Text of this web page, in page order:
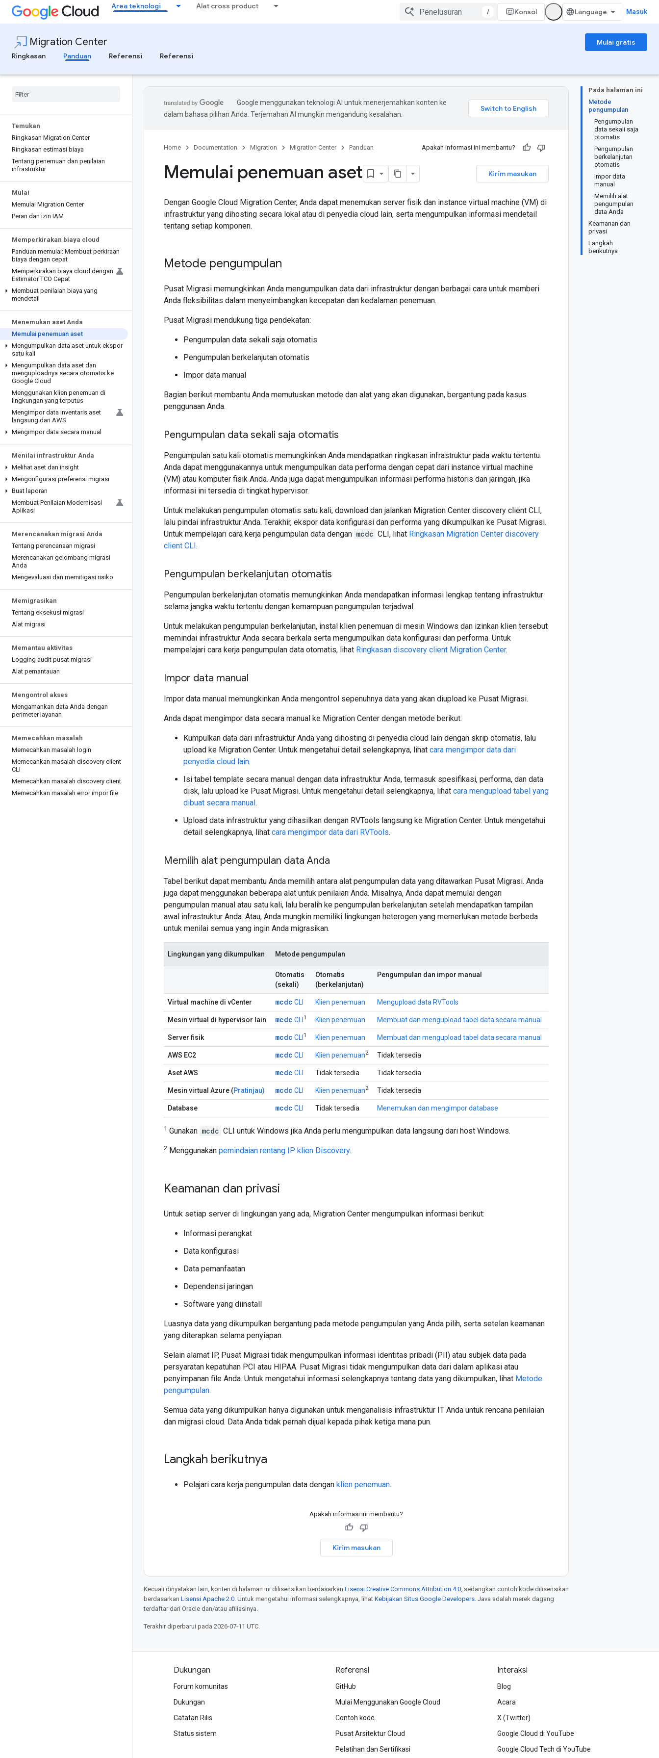
Area teknologi Alat cross product
/ Konsol Masuk
Migration Center
Mulai gratis
Ringkasan
Panduan Referensi Referensi
Temukan
Ringkasan Migration Center
Ringkasan estimasi biaya
Tentang penemuan dan penilaian
infrastruktur
Mulai
Memulai Migration Center
Peran dan izin IAM
Memperkirakan biaya cloud
Panduan memulai: Membuat perkiraan
biaya dengan cepat
Memperkirakan biaya cloud dengan
Estimator TCO Cepat
Membuat penilaian biaya yang
mendetail
Menemukan aset Anda
Memulai penemuan aset
Mengumpulkan data aset untuk ekspor
satu kali
Mengumpulkan data aset dan
menguploadnya secara otomatis ke
Google Cloud
Menggunakan klien penemuan di
lingkungan yang terputus
Mengimpor data inventaris aset
langsung dari AWS
Mengimpor data secara manual
Menilai infrastruktur Anda
Melihat aset dan insight
Mengonfigurasi preferensi migrasi
Buat laporan
Membuat Penilaian Modernisasi
Aplikasi
Merencanakan migrasi Anda
Tentang perencanaan migrasi
Merencanakan gelombang migrasi
Anda
Mengevaluasi dan memitigasi risiko
Memigrasikan
Tentang eksekusi migrasi
Alat migrasi
Memantau aktivitas
Logging audit pusat migrasi
Alat pemantauan
Mengontrol akses
Mengamankan data Anda dengan
perimeter layanan
Memecahkan masalah
Memecahkan masalah login
Memecahkan masalah discovery client
CLI
Memecahkan masalah discovery client
Memecahkan masalah error impor file
Pada halaman ini
Metode
pengumpulan
Pengumpulan
data sekali saja
otomatis
Pengumpulan
berkelanjutan
otomatis
Impor data
manual
Memilih alat
pengumpulan
data Anda
Keamanan dan
privasi
Langkah
berikutnya
Google menggunakan teknologi AI untuk menerjemahkan konten ke
dalam bahasa pilihan Anda. Terjemahan AI mungkin mengandung kesalahan.
Home Documentation Migration Migration Center Panduan Apakah informasi ini membantu?
Kirim masukan
Memulai penemuan aset
Dengan Google Cloud Migration Center, Anda dapat menemukan server fisik dan instance virtual machine (VM) di
infrastruktur yang dihosting secara lokal atau di penyedia cloud lain, serta mengumpulkan informasi mendetail
tentang setiap komponen.
Metode pengumpulan
Pusat Migrasi memungkinkan Anda mengumpulkan data dari infrastruktur dengan berbagai cara untuk memberi
Anda fleksibilitas dalam menyeimbangkan kecepatan dan kedalaman penemuan.
Pusat Migrasi mendukung tiga pendekatan:
Pengumpulan data sekali saja otomatis
Pengumpulan berkelanjutan otomatis
Impor data manual
Bagian berikut membantu Anda memutuskan metode dan alat yang akan digunakan, bergantung pada kasus
penggunaan Anda.
Pengumpulan data sekali saja otomatis
Pengumpulan satu kali otomatis memungkinkan Anda mendapatkan ringkasan infrastruktur pada waktu tertentu.
Anda dapat menggunakannya untuk mengumpulkan data performa dengan cepat dari instance virtual machine
(VM) atau komputer fisik Anda. Anda juga dapat mengumpulkan informasi performa historis dan jaringan, jika
informasi ini tersedia di tingkat hypervisor.
Untuk melakukan pengumpulan otomatis satu kali, download dan jalankan Migration Center discovery client CLI,
lalu pindai infrastruktur Anda. Terakhir, ekspor data konfigurasi dan performa yang dikumpulkan ke Pusat Migrasi.
Untuk mempelajari cara kerja pengumpulan data dengan mcdc CLI, lihat Ringkasan Migration Center discovery
client CLI.
Pengumpulan berkelanjutan otomatis
Pengumpulan berkelanjutan otomatis memungkinkan Anda mendapatkan informasi lengkap tentang infrastruktur
selama jangka waktu tertentu dengan kemampuan pengumpulan terjadwal.
Untuk melakukan pengumpulan berkelanjutan, instal klien penemuan di mesin Windows dan izinkan klien tersebut
memindai infrastruktur Anda secara berkala serta mengumpulkan data konfigurasi dan performa. Untuk
mempelajari cara kerja pengumpulan data otomatis, lihat Ringkasan discovery client Migration Center.
Impor data manual
Impor data manual memungkinkan Anda mengontrol sepenuhnya data yang akan diupload ke Pusat Migrasi.
Anda dapat mengimpor data secara manual ke Migration Center dengan metode berikut:
Kumpulkan data dari infrastruktur Anda yang dihosting di penyedia cloud lain dengan skrip otomatis, lalu
upload ke Migration Center. Untuk mengetahui detail selengkapnya, lihat cara mengimpor data dari
penyedia cloud lain.
Isi tabel template secara manual dengan data infrastruktur Anda, termasuk spesifikasi, performa, dan data
disk, lalu upload ke Pusat Migrasi. Untuk mengetahui detail selengkapnya, lihat cara mengupload tabel yang
dibuat secara manual.
Upload data infrastruktur yang dihasilkan dengan RVTools langsung ke Migration Center. Untuk mengetahui
detail selengkapnya, lihat cara mengimpor data dari RVTools.
Memilih alat pengumpulan data Anda
Tabel berikut dapat membantu Anda memilih antara alat pengumpulan data yang ditawarkan Pusat Migrasi. Anda
juga dapat menggunakan beberapa alat untuk penilaian Anda. Misalnya, Anda dapat memulai dengan
pengumpulan manual atau satu kali, lalu beralih ke pengumpulan berkelanjutan setelah mendapatkan tampilan
awal infrastruktur Anda. Atau, Anda mungkin memiliki lingkungan heterogen yang memerlukan metode berbeda
untuk menilai semua yang ingin Anda migrasikan.
Lingkungan yang dikumpulkan Metode pengumpulan
Otomatis
(sekali)
Otomatis
(berkelanjutan)
Pengumpulan dan impor manual
Virtual machine di vCenter mcdc CLI Klien penemuan Mengupload data RVTools
Mesin virtual di hypervisor lain mcdc CLI 1 Klien penemuan Membuat dan mengupload tabel data secara manual
Server fisik mcdc CLI 1 Klien penemuan Membuat dan mengupload tabel data secara manual
AWS EC2 mcdc CLI Klien penemuan2 Tidak tersedia
Aset AWS mcdc CLI Tidak tersedia Tidak tersedia
Mesin virtual Azure (Pratinjau) mcdc CLI Klien penemuan2 Tidak tersedia
Database mcdc CLI Tidak tersedia Menemukan dan mengimpor database
1 Gunakan mcdc CLI untuk Windows jika Anda perlu mengumpulkan data langsung dari host Windows.
2 Menggunakan pemindaian rentang IP klien Discovery.
Keamanan dan privasi
Untuk setiap server di lingkungan yang ada, Migration Center mengumpulkan informasi berikut:
Informasi perangkat
Data konfigurasi
Data pemanfaatan
Dependensi jaringan
Software yang diinstall
Luasnya data yang dikumpulkan bergantung pada metode pengumpulan yang Anda pilih, serta setelan keamanan
yang diterapkan selama penyiapan.
Selain alamat IP, Pusat Migrasi tidak mengumpulkan informasi identitas pribadi (PII) atau subjek data pada
persyaratan kepatuhan PCI atau HIPAA. Pusat Migrasi tidak mengumpulkan data dari dalam aplikasi atau
penyimpanan file Anda. Untuk mengetahui informasi selengkapnya tentang data yang dikumpulkan, lihat Metode
pengumpulan.
Semua data yang dikumpulkan hanya digunakan untuk menganalisis infrastruktur IT Anda untuk rencana penilaian
dan migrasi cloud. Data Anda tidak pernah dijual kepada pihak ketiga mana pun.
Langkah berikutnya
Pelajari cara kerja pengumpulan data dengan klien penemuan.
Apakah informasi ini membantu?
Kirim masukan
Kecuali dinyatakan lain, konten di halaman ini dilisensikan berdasarkan Lisensi Creative Commons Attribution 4.0 , sedangkan contoh kode dilisensikan
berdasarkan Lisensi Apache 2.0 . Untuk mengetahui informasi selengkapnya, lihat Kebijakan Situs Google Developers . Java adalah merek dagang
terdaftar dari Oracle dan/atau afiliasinya.
Terakhir diperbarui pada 2026-07-11 UTC.
Dukungan
Forum komunitas
Dukungan
Catatan Rilis
Status sistem
Referensi
GitHub
Mulai Menggunakan Google Cloud
Contoh kode
Pusat Arsitektur Cloud
Pelatihan dan Sertifikasi
Interaksi
Blog
Acara
X (Twitter)
Google Cloud di YouTube
Google Cloud Tech di YouTube